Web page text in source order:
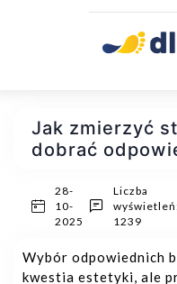
Jak zmierzyć
dobrać
28-
10-
2025
Liczba
1239
Wybór odpowiednich
kwestia estetyki, ale